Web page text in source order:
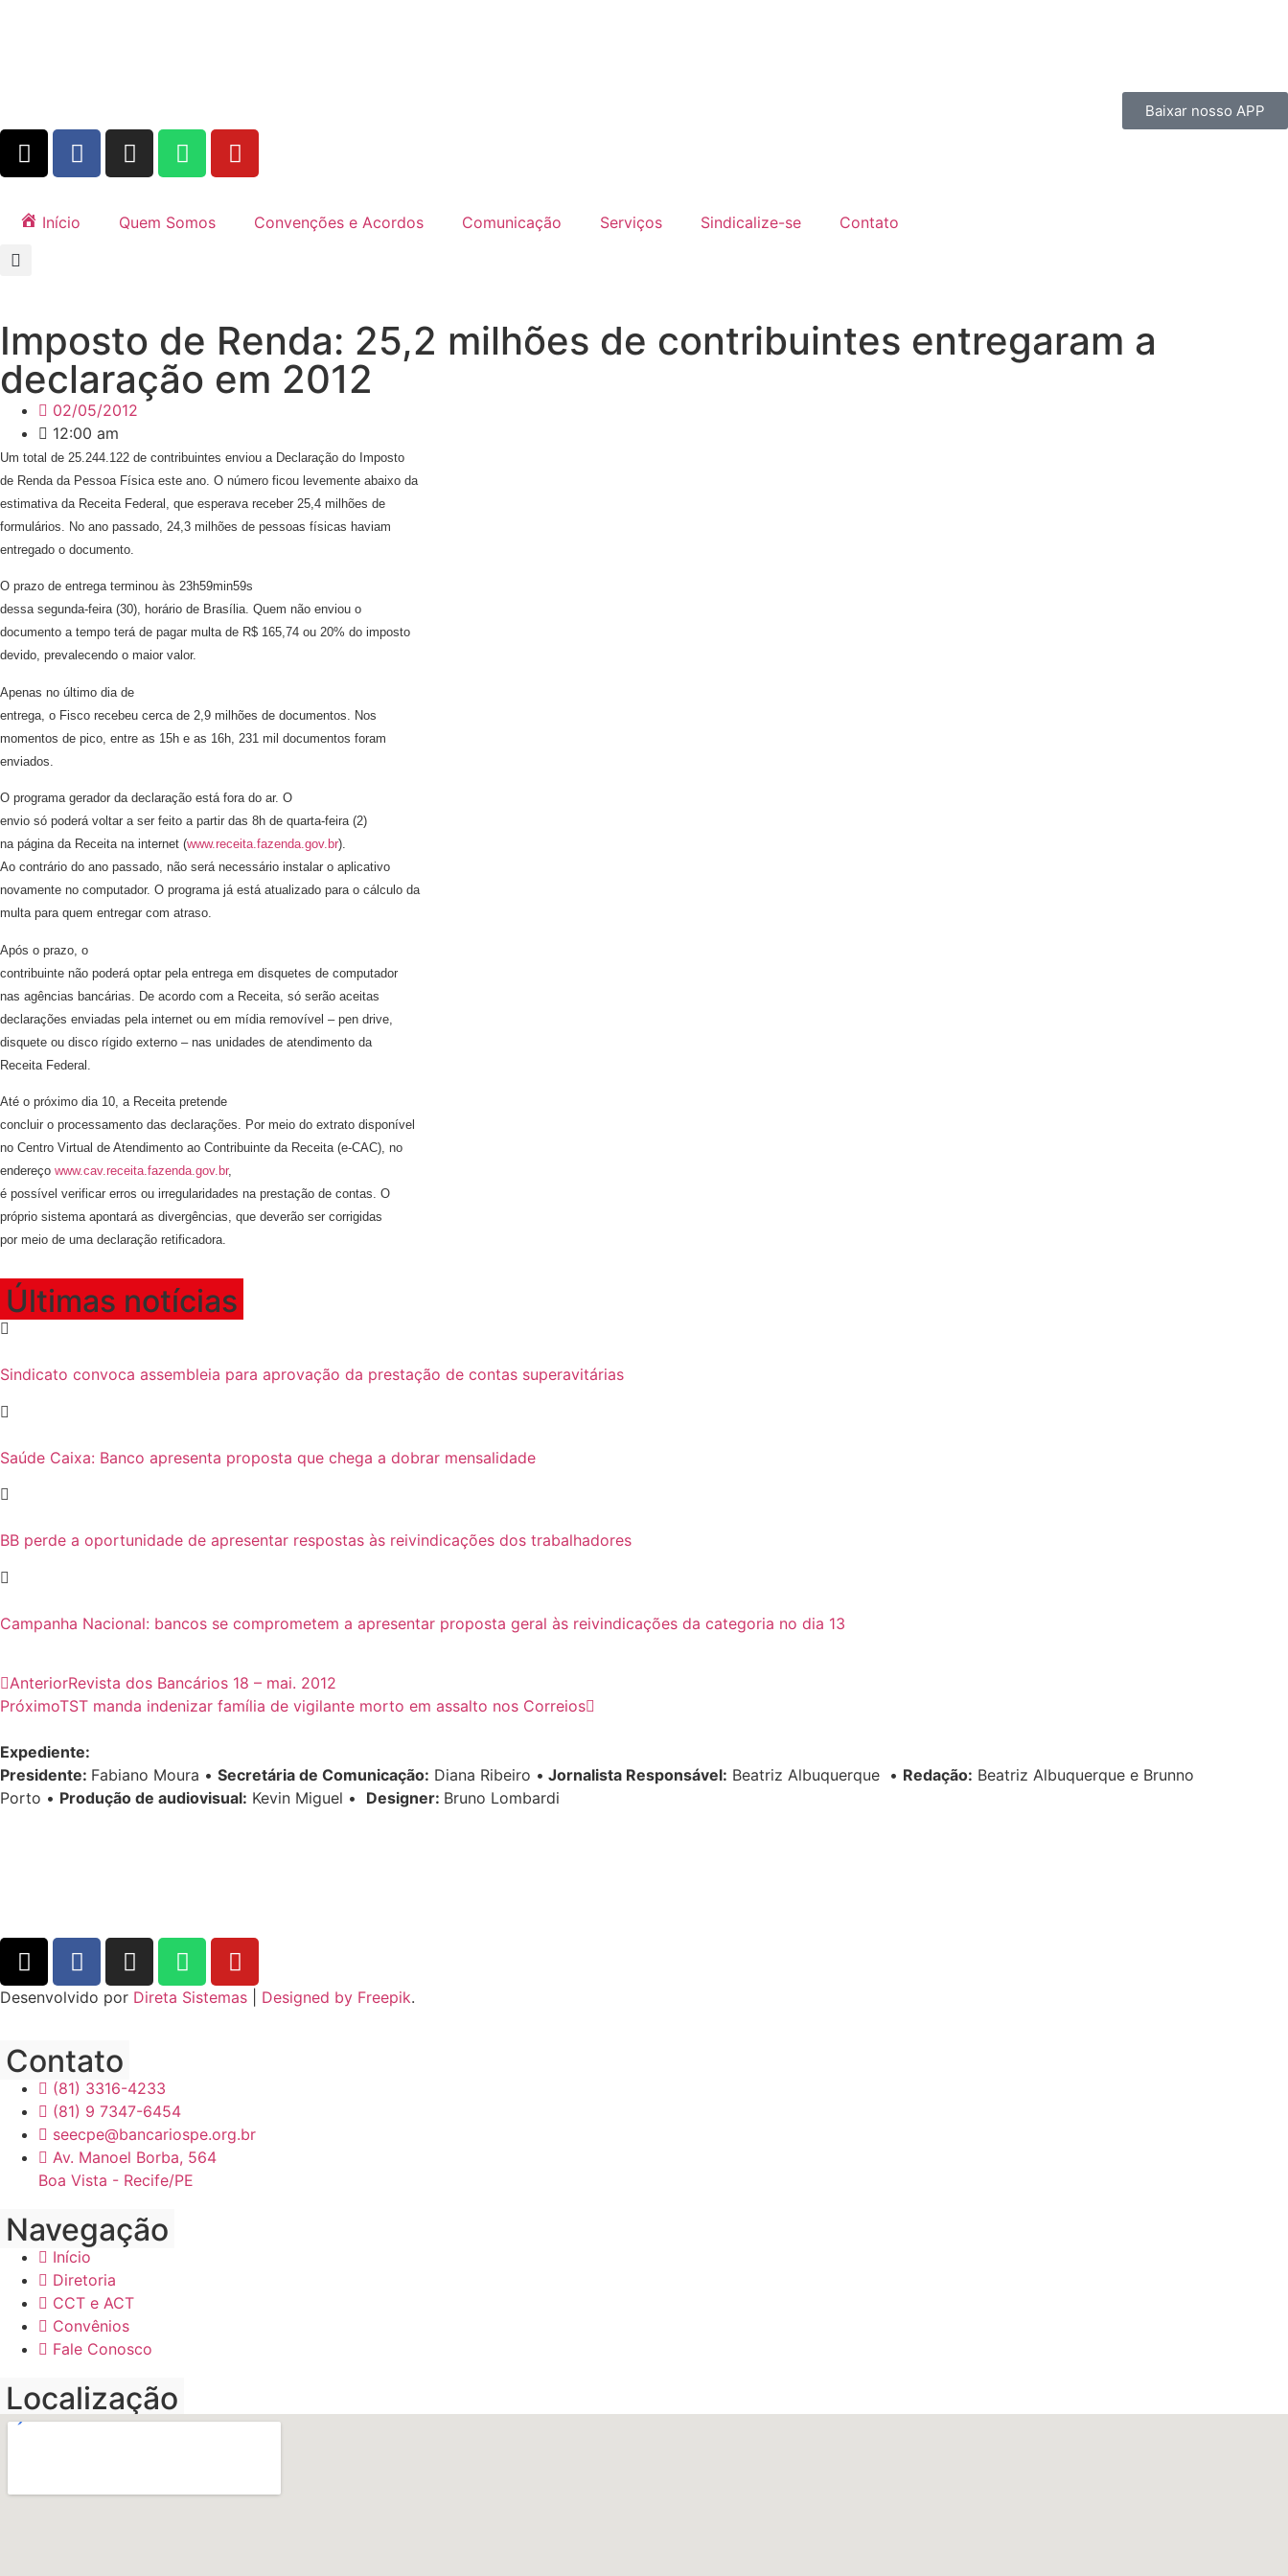
Baixar nosso APP
Início Quem Somos Convenções e Acordos Comunicação Serviços Sindicalize-se Contato
Imposto de Renda: 25,2 milhões de contribuintes entregaram a
declaração em 2012
02/05/2012
12:00 am
Um total de 25.244.122 de contribuintes enviou a Declaração do Imposto
de Renda da Pessoa Física este ano. O número ficou levemente abaixo da
estimativa da Receita Federal, que esperava receber 25,4 milhões de
formulários. No ano passado, 24,3 milhões de pessoas físicas haviam
entregado o documento.
O prazo de entrega terminou às 23h59min59s
dessa segunda-feira (30), horário de Brasília. Quem não enviou o
documento a tempo terá de pagar multa de R$ 165,74 ou 20% do imposto
devido, prevalecendo o maior valor.
Apenas no último dia de
entrega, o Fisco recebeu cerca de 2,9 milhões de documentos. Nos
momentos de pico, entre as 15h e as 16h, 231 mil documentos foram
enviados.
O programa gerador da declaração está fora do ar. O
envio só poderá voltar a ser feito a partir das 8h de quarta-feira (2)
na página da Receita na internet (www.receita.fazenda.gov.br).
Ao contrário do ano passado, não será necessário instalar o aplicativo
novamente no computador. O programa já está atualizado para o cálculo da
multa para quem entregar com atraso.
Após o prazo, o
contribuinte não poderá optar pela entrega em disquetes de computador
nas agências bancárias. De acordo com a Receita, só serão aceitas
declarações enviadas pela internet ou em mídia removível – pen drive,
disquete ou disco rígido externo – nas unidades de atendimento da
Receita Federal.
Até o próximo dia 10, a Receita pretende
concluir o processamento das declarações. Por meio do extrato disponível
no Centro Virtual de Atendimento ao Contribuinte da Receita (e-CAC), no
endereço www.cav.receita.fazenda.gov.br,
é possível verificar erros ou irregularidades na prestação de contas. O
próprio sistema apontará as divergências, que deverão ser corrigidas
por meio de uma declaração retificadora.
Últimas notícias
Sindicato convoca assembleia para aprovação da prestação de contas superavitárias
Saúde Caixa: Banco apresenta proposta que chega a dobrar mensalidade
BB perde a oportunidade de apresentar respostas às reivindicações dos trabalhadores
Campanha Nacional: bancos se comprometem a apresentar proposta geral às reivindicações da categoria no dia 13
AnteriorRevista dos Bancários 18 – mai. 2012
PróximoTST manda indenizar família de vigilante morto em assalto nos Correios
Expediente:
Presidente: Fabiano Moura • Secretária de Comunicação: Diana Ribeiro • Jornalista Responsável: Beatriz Albuquerque • Redação: Beatriz Albuquerque e Brunno
Porto • Produção de audiovisual: Kevin Miguel • Designer: Bruno Lombardi
Desenvolvido por Direta Sistemas Designed by Freepik.
Contato
(81) 3316-4233
(81) 9 7347-6454
seecpe@bancariospe.org.br
Av. Manoel Borba, 564
Boa Vista - Recife/PE
Navegação
Início
Diretoria
CCT e ACT
Convênios
Fale Conosco
Localização